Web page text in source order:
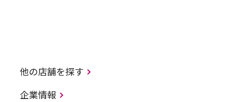
他の店舗を探す
企業情報